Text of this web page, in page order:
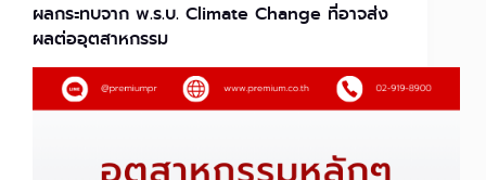
ผลกระทบจาก พ.ร.บ. Climate Change ที่อาจส่ง
ผลต่ออุตสาหกรรม